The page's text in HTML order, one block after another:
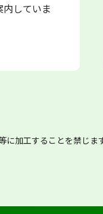
していま
加工することを禁じます